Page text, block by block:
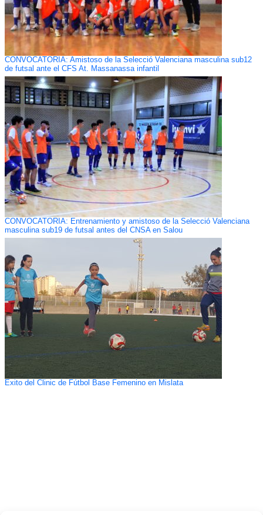
CONVOCATORIA: Amistoso de la Selecció Valenciana masculina sub12
de futsal ante el CFS At. Massanassa infantil
CONVOCATORIA: Entrenamiento y amistoso de la Selecció Valenciana
masculina sub19 de futsal antes del CNSA en Salou
Exito del Clinic de Fútbol Base Femenino en Mislata